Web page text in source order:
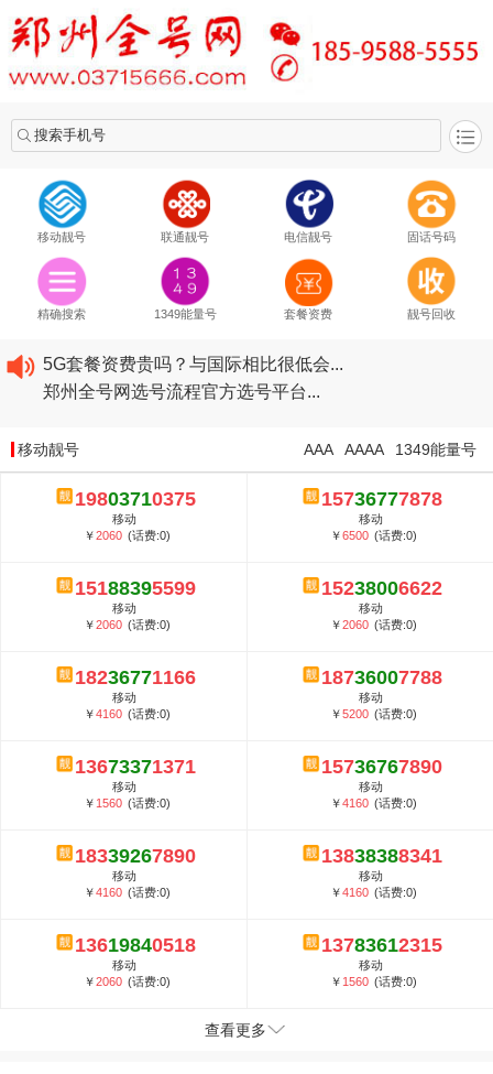
搜索手机号
移动靓号 联通靓号 电信靓号 固话号码
精确搜索 1349能量号 套餐资费 靓号回收
2020​移动最新套餐资费...
2020​联通最新套餐资费...
5G套餐资费贵吗？与国际相比很低会...
郑州全号网选号流程官方选号平台...
2020​联通最新套餐资费...
2020​电信最新套餐资费...
5G套餐资费贵吗？与国际相比很低会...
郑州全号网选号流程官方选号平台...
移动靓号 1349能量号
AAAA
AAA
19803710375
移动
￥2060 (话费:0)
15736777878
移动
￥6500 (话费:0)
15188395599
移动
￥2060 (话费:0)
15238006622
移动
￥2060 (话费:0)
18236771166
移动
￥4160 (话费:0)
18736007788
移动
￥5200 (话费:0)
13673371371
移动
￥ 1560 (话费:0)
15736767890
移动
￥4160 (话费:0)
18339267890
移动
￥4160 (话费:0)
13838388341
移动
￥4160 (话费:0)
13619840518
移动
￥2060 (话费:0)
13783612315
移动
￥ 1560 (话费:0)
查看更多